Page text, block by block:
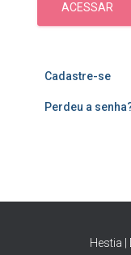
ACESSAR
Cadastre-se
Perdeu a
Hestia